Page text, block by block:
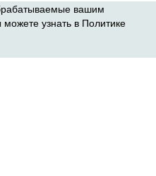
вашим
узнать в Политике